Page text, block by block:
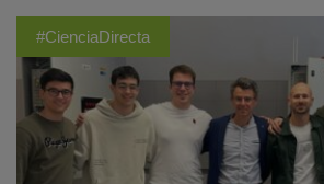
#CienciaDirecta